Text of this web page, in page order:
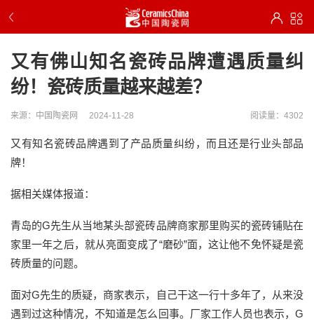
又有佛山知名瓷砖品牌遭遇质量纠
纷！瓷砖质量越来越差？
来源：中国陶瓷网 2024-11-28 阅读量：4302
又有知名瓷砖品牌遇到了产品质量纠纷，而且还是行业头部品
牌！
据相关媒体报道：
青岛的G先生从当地某头部瓷砖品牌商家那里购买的瓷砖铺贴在
家里一年之后，就从亮面变成了“磨砂”面，这让他不免怀疑是瓷
砖质量的问题。
面对G先生的质疑，商家表示，自己干这一行十多年了，从来没
遇到过这种情况，不知道是怎么回事。厂家工作人员也表示，G